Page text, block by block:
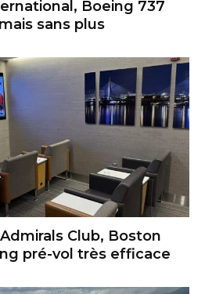
Boeing 737
sans plus
Club, Boston
pré-vol très efficace